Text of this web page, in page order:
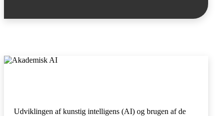
Udviklingen af kunstig intelligens (AI) og brugen af de